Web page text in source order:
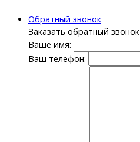
Обратный звонок
Заказать обратный звонок
Ваше имя:
Ваш телефон: